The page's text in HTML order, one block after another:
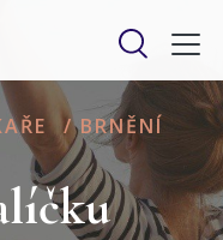
/ BRNĚNÍ